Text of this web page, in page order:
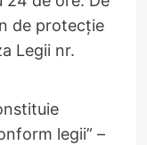
de protecție
Legii nr.
legii” –